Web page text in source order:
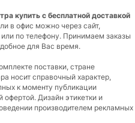
купить с бесплатной доставкой
в офис можно через сайт,
по телефону. Принимаем заказы
для Вас время.
поставки, стране
носит справочный характер,
к моменту публикации
офертой. Дизайн этикетки и
производителем рекламных